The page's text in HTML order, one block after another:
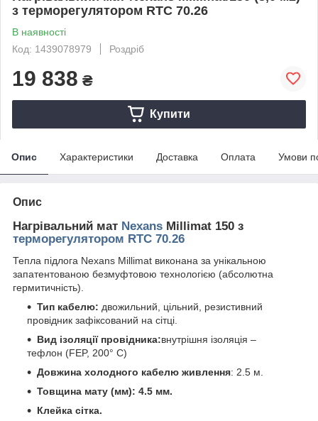
з терморегулятором RTC 70.26
В наявності
Код: 1439078979
Роздріб
19 838 ₴
Купити
Опис Характеристики Доставка Оплата Умови
Опис
Нагрівальний мат Nexans Millimat 150 з
терморегулятором RTC 70.26
Тепла підлога Nexans Millimat виконана за унікальною
запатентованою безмуфтовою технологією (абсолютна
гермитичність).
Тип кабелю: двожильний, цільний, резистивний
провідник зафіксований на сітці.
Вид ізоляції провідника:внутрішня ізоляція –
тефлон (FEP, 200° C)
Довжина холодного кабелю живлення: 2.5 м.
Товщина мату (мм): 4.5 мм.
Клейка сітка.